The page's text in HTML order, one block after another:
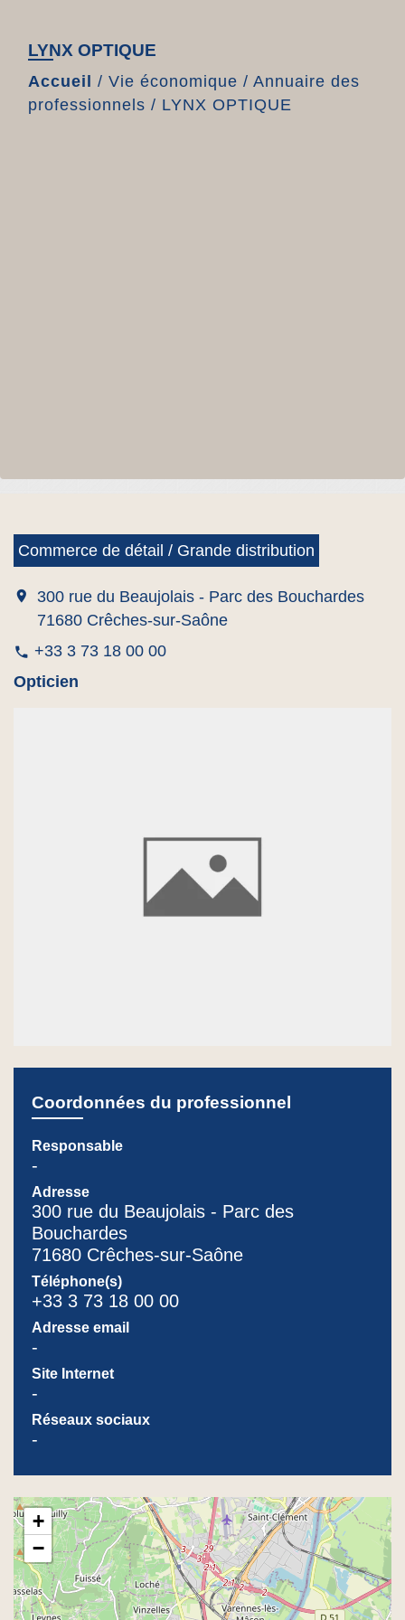
LYNX OPTIQUE
Accueil / Vie économique / Annuaire des
professionnels / LYNX OPTIQUE
Commerce de détail / Grande distribution
location_on
300 rue du Beaujolais - Parc des Bouchardes
71680 Crêches-sur-Saône
phone +33 3 73 18 00 00
Opticien
Coordonnées du professionnel
Responsable
-
Adresse
300 rue du Beaujolais - Parc des
Bouchardes
71680 Crêches-sur-Saône
Téléphone(s)
+33 3 73 18 00 00
Adresse email
-
Site Internet
-
Réseaux sociaux
-
+
−